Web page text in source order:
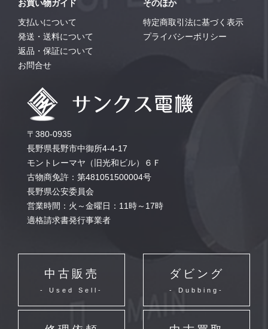
お買い物ガイド
支払いについて
発送・送料について
返品・保証について
お問合せ
そのほか
特定商取引法に基づく表示
プライバシーポリシー
〒380-0935
長野県長野市中御所4-4-17
モントレーマヤ（旧光和ビル）６Ｆ
古物商免許：第481051500004号
長野県公安委員会
営業時間：火～金曜日：11時～17時
適格請求書発行事業者
中古販売
- Used Sell-
ダビング
- Dubbing-